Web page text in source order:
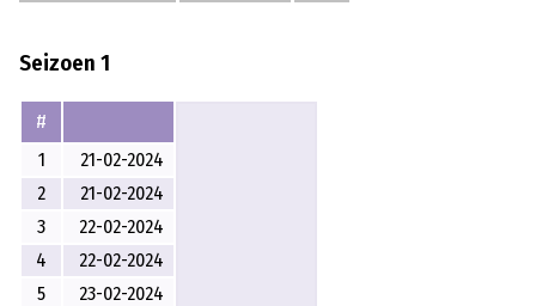
Seizoen 1
#
1
21-02-2024
2
21-02-2024
3
22-02-2024
4
22-02-2024
5
23-02-2024